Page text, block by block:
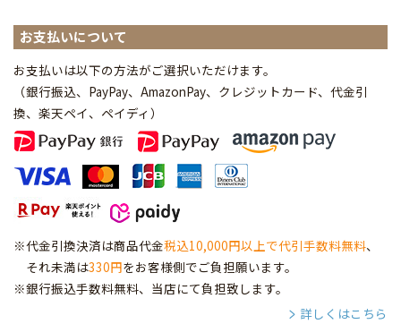
お支払いについて
お支払いは以下の方法がご選択いただけます。
（銀行振込、PayPay、AmazonPay、クレジットカード、代金引
換、楽天ペイ、ペイディ ）
※代金引換決済は商品代金税込10,000円以上で代引手数料無料、
それ未満は330円をお客様側でご負担願います。
※銀行振込手数料無料、当店にて負担致します。
詳しくはこちら